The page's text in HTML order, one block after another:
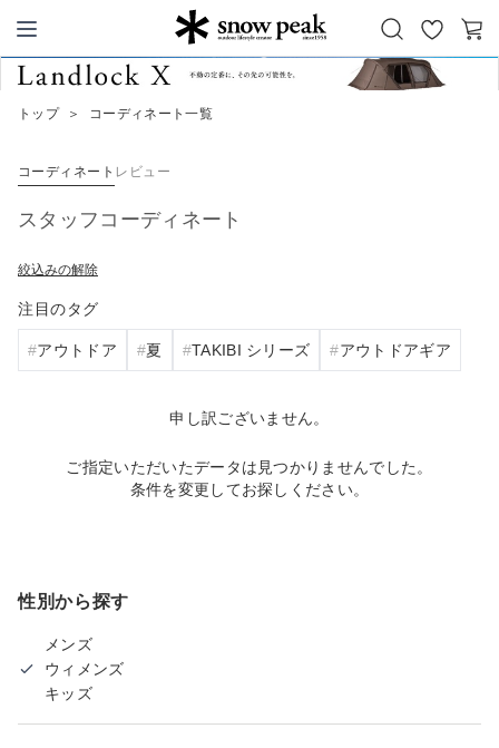
Snow Peak
お
気
カ
トップ ＞ コーディネート一覧
コーディネート レビュー
スタッフコーディネート
絞込みの解除
注目のタグ
アウトドア 夏 TAKIBI シリーズ アウトドアギア
申し訳ございません。
ご指定いただいたデータは見つかりませんでした。
条件を変更してお探しください。
性別から探す
メンズ
ウィメンズ
キッズ